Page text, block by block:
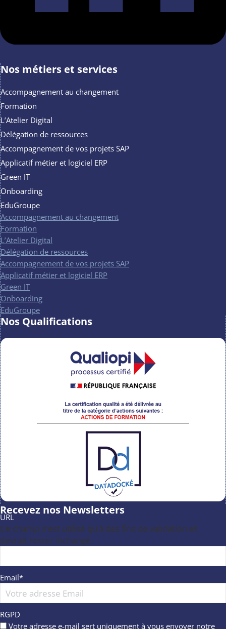
Nos métiers et services
Accompagnement au changement
Formation
L’Atelier Digital
Délégation de ressources
Accompagnement de vos projets SAP
Applicatif métier et logiciel ERP
Green IT
Onboarding
EduGroupe
Accompagnement au changement
Formation
L’Atelier Digital
Délégation de ressources
Accompagnement de vos projets SAP
Applicatif métier et logiciel ERP
Green IT
Onboarding
EduGroupe
Nos Qualifications
Recevez nos Newsletters
URL
Ce champ n’est utilisé qu’à des fins de validation et
devrait rester inchangé.
Email*
RGPD
Votre adresse e-mail sert uniquement à vous envoyer notre